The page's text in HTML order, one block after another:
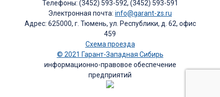
Телефоны: (3452) 593-592, (3452) 593-591
Электронная почта: info@garant-zs.ru
Адрес: 625000, г. Тюмень, ул. Республики, д. 62, офис
459
Схема проезда
© 2021 Гарант-Западная Сибирь
информационно-правовое обеспечение
предприятий